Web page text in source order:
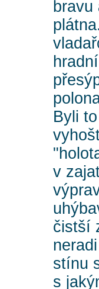
bravu
Byli
v
čistší
stínu
s